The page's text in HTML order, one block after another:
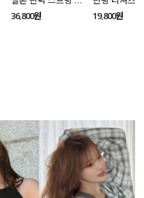
브드 밴딩팬츠
36,800원
19,800원